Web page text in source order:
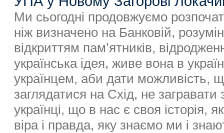
Ми сьогодні продовжуємо
ніж визначено на Банковій,
відкриттям пам’ятників,
українська ідея, живе вона в
українцем, аби дати можливість,
заглядатися на Схід, не
українці, що в нас є своя історія,
віра і правда, яку знаємо ми і